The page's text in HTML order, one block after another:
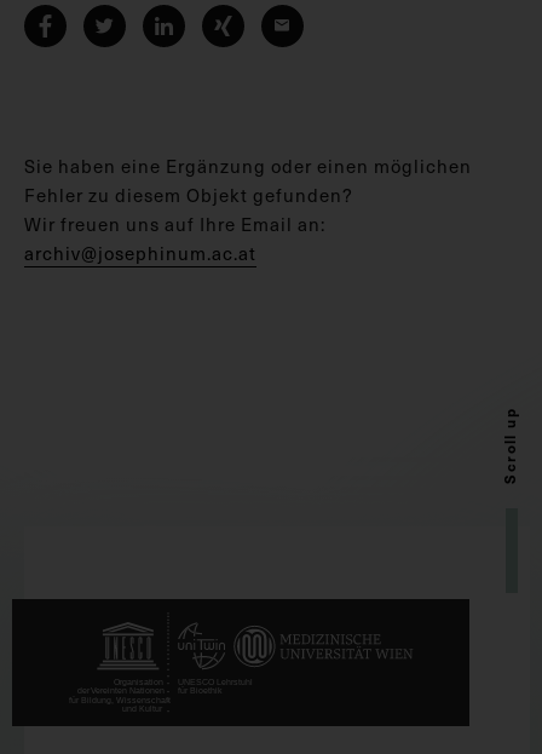
Sie haben eine Ergänzung oder einen möglichen
Fehler zu diesem Objekt gefunden?
Wir freuen uns auf Ihre Email an:
archiv@josephinum.ac.at
Scroll up